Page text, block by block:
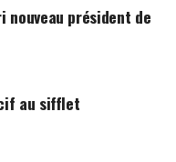
nouveau président de
au sifflet